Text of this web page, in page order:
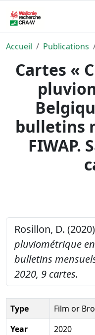
Accueil Publications
Cartes «
bulletins
FIWAP.
Rosillon, D.
pluviométrique
bulletins
2020, 9 cartes.
Type
Film or
Year
2020